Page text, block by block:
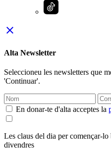
close
Alta Newsletter
Seleccioneu les newsletters que
'Continuar'.
En donar-te d'alta acceptes la
Les claus del dia per començar-
divendres